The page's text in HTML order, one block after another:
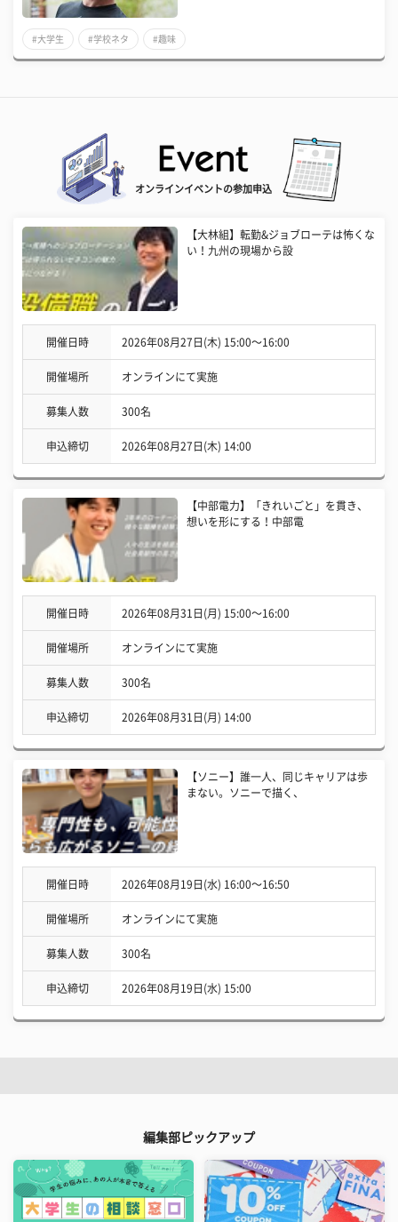
#大学生 #学校ネタ #趣味
オンラインイベントの参加申込
【大林組】転勤&ジョブローテは怖くな
い！九州の現場から設
開催日時 2026年08月27日(木) 15:00〜16:00
開催場所 オンラインにて実施
募集人数 300名
申込締切 2026年08月27日(木) 14:00
【中部電力】「きれいごと」を貫き、
想いを形にする！中部電
開催日時 2026年08月31日(月) 15:00〜16:00
開催場所 オンラインにて実施
募集人数 300名
申込締切 2026年08月31日(月) 14:00
【ソニー】誰一人、同じキャリアは歩
まない。ソニーで描く、
開催日時 2026年08月19日(水) 16:00〜16:50
開催場所 オンラインにて実施
募集人数 300名
申込締切 2026年08月19日(水) 15:00
編集部ピックアップ